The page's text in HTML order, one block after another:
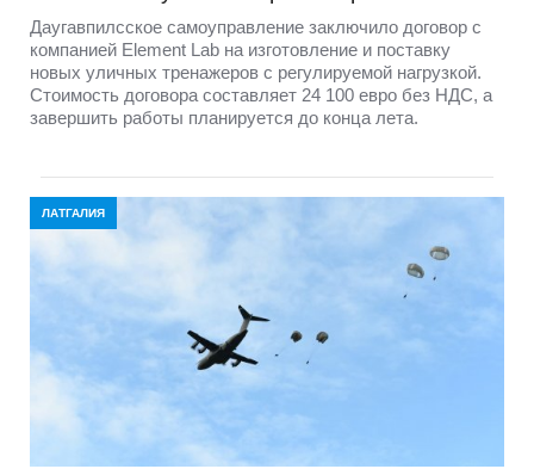
Даугавпилсское самоуправление заключило договор с
компанией Element Lab на изготовление и поставку
новых уличных тренажеров с регулируемой нагрузкой.
Стоимость договора составляет 24 100 евро без НДС, а
завершить работы планируется до конца лета.
ЛАТГАЛИЯ